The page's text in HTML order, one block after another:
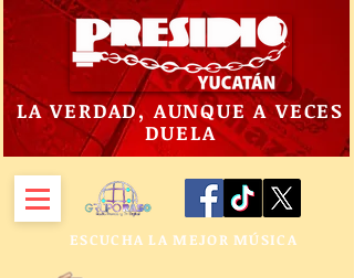
LA VERDAD, AUNQUE A VECES
DUELA
ESCUCHA LA MEJOR MÚSICA